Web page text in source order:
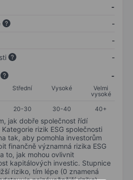
-
-
-
-
-
Střední Vysoké
Velmi
vysoké
20-30 30-40 40+
jak dobře společnost řídí
rizik ESG společnosti
tak, aby pomohla investorům
finančně významná rizika ESG
to, jak mohou ovlivnit
kapitálových investic. Stupnice
riziko, tím lépe (0 znamená